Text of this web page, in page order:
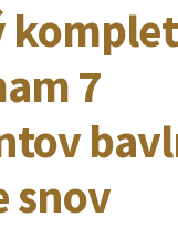
komplet
7
snov